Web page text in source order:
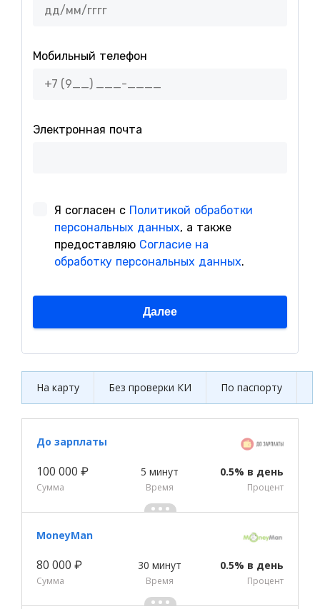
На карту Без проверки КИ По паспорту
До зарплаты
100 000 ₽
Сумма
5 минут
Время
0.5% в день
Процент
MoneyMan
80 000 ₽
Сумма
30 минут
Время
0.5% в день
Процент